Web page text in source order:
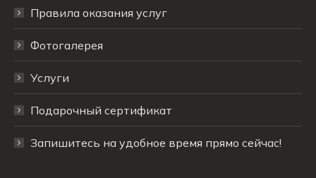
Правила оказания услуг
Фотогалерея
Услуги
Подарочный сертификат
Запишитесь на удобное время прямо сейчас!